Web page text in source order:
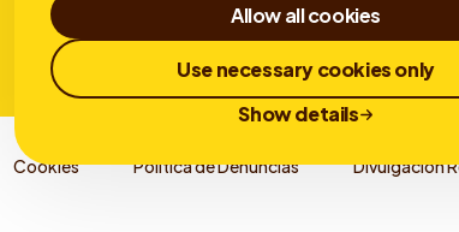
Allow all cookies
Use necessary cookies only
Show details
Cookies Política de Denuncias Divulgación